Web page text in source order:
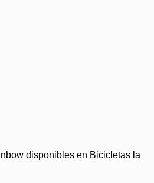
disponibles en Bicicletas la